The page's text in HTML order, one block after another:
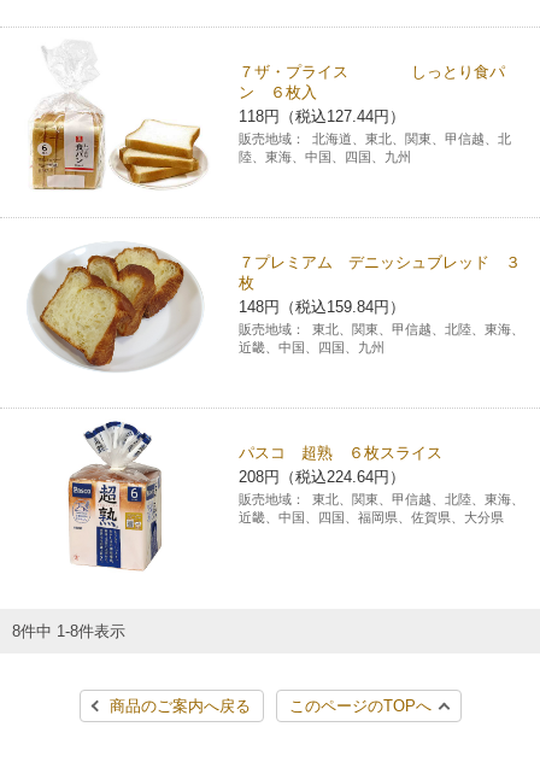
荷物預かりサービス「ecbocloakエクボクローク」（店舗限定）
パウダースペース ラブン（店舗限定）
ソフトバンクギフト
７ザ・プライス しっとり食パ
ン ６枚入
118円（税込127.44円）
販売地域：
北海道、東北、関東、甲信越、北
陸、東海、中国、四国、九州
７プレミアム デニッシュブレッド ３
枚
148円（税込159.84円）
販売地域：
東北、関東、甲信越、北陸、東海、
近畿、中国、四国、九州
パスコ 超熟 ６枚スライス
208円（税込224.64円）
販売地域：
東北、関東、甲信越、北陸、東海、
近畿、中国、四国、福岡県、佐賀県、大分県
8件中 1-8件表示
商品のご案内へ戻る このページのTOPへ